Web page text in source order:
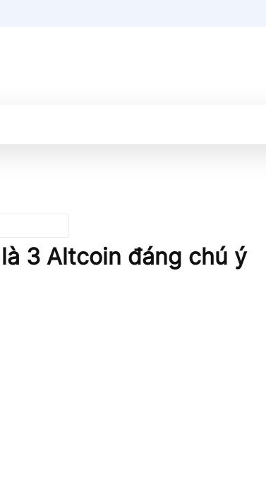
3 Altcoin đáng chú ý